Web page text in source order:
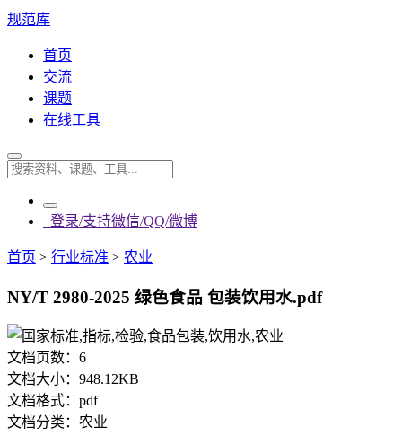
规范库
首页
交流
课题
在线工具
登录/支持微信/QQ/微博
首页 > 行业标准 > 农业
NY/T 2980-2025 绿色食品 包装饮用水.pdf
文档页数： 6
文档大小： 948.12KB
文档格式： pdf
文档分类： 农业